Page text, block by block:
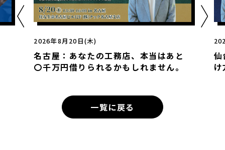
2026年8月20日(木)
名古屋：あなたの工務店、本当はあと
〇千万円借りられるかもしれません。
仙
一覧に戻る